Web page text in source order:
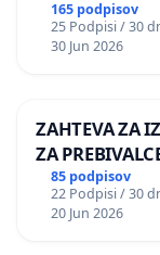
165 podpisov
25 Podpisi / 30
30 Jun 2026
ZAHTEVA ZA
ZA
PRESTRANEK
85 podpisov
22 Podpisi / 30
20 Jun 2026